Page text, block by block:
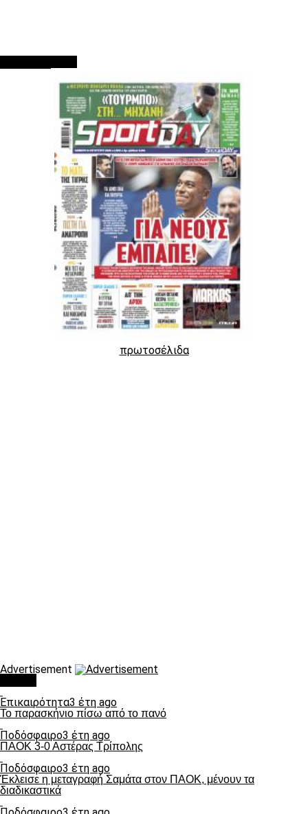
πρωτοσέλιδα
Advertisement
Επικαιρότητα3 έτη ago
Το παρασκήνιο πίσω από το πανό
Ποδόσφαιρο3 έτη ago
ΠΑΟΚ 3-0 Αστέρας Τρίπολης
Ποδόσφαιρο3 έτη ago
Έκλεισε η μεταγραφή Σαμάτα στον ΠΑΟΚ, μένουν τα
διαδικαστικά